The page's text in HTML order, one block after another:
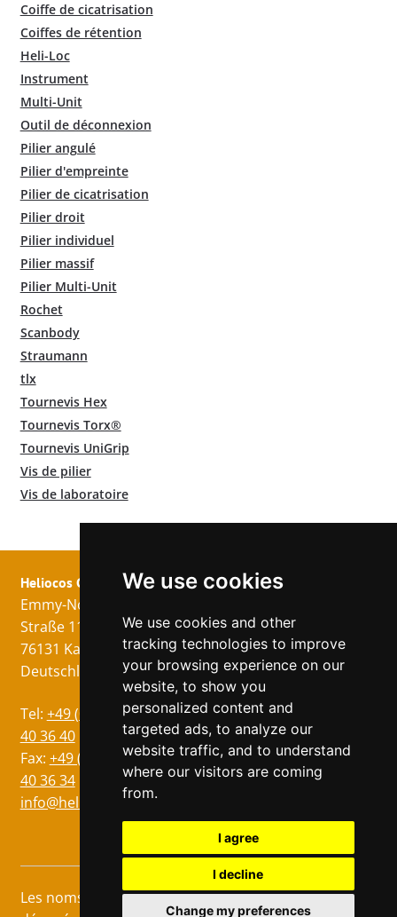
We use cookies
We use cookies and other
tracking technologies to improve
your browsing experience on our
website, to show you
personalized content and
targeted ads, to analyze our
website traffic, and to understand
where our visitors are coming
from.
I agree
I decline
Change my preferences
Coiffe de cicatrisation
Coiffes de rétention
Heli-Loc
Instrument
Multi-Unit
Outil de déconnexion
Pilier angulé
Pilier d'empreinte
Pilier de cicatrisation
Pilier droit
Pilier individuel
Pilier massif
Pilier Multi-Unit
Rochet
Scanbody
Straumann
tlx
Tournevis Hex
Tournevis Torx®
Tournevis UniGrip
Vis de pilier
Vis de laboratoire
Heliocos GmbH
Emmy-Noether-
Straße 11
76131 Karlsruhe
Deutschland
Tel: +49 (0)721 75
40 36 40
Fax: +49 (0)721 75
40 36 34
info@heliocos.de
Mentions légales
Protection des
données
CG
Suivez nous!
Langues
Allemand
Anglais
Italien
Tchèque
Les noms marqués d'un ® sont des marques